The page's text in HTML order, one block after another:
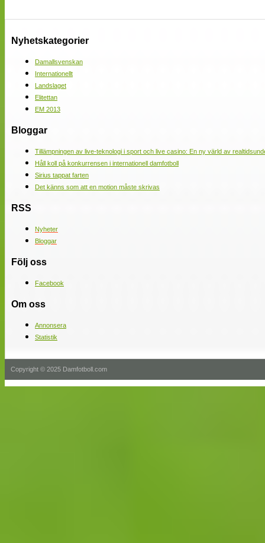
Nyhetskategorier
Damallsvenskan
Internationellt
Landslaget
Elitettan
EM 2013
Bloggar
Tillämpningen av live-teknologi i sport och live casino: En ny värld av
Håll koll på konkurrensen i internationell damfotboll
Sirius tappat farten
Det känns som att en motion måste skrivas
RSS
Nyheter
Bloggar
Följ oss
Facebook
Om oss
Annonsera
Statistik
Copyright © 2025 Damfotboll.com